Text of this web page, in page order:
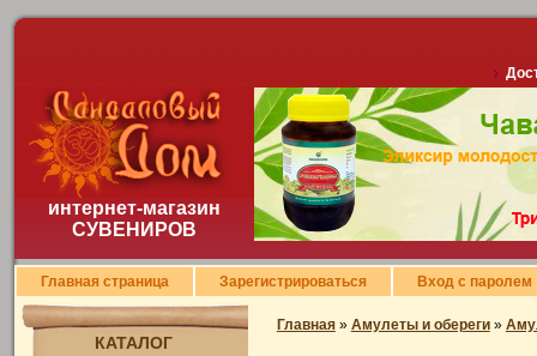
интернет-магазин
СУВЕНИРОВ
Главная страница Зарегистрироваться Вход с паролем
КАТАЛОГ
Главная» Амулеты и обереги»